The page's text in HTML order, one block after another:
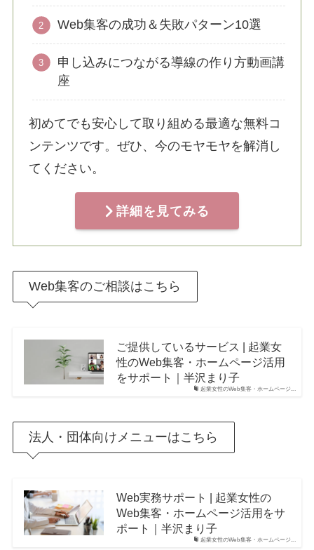
Web集客の成功＆失敗パターン10選
申し込みにつながる導線の作り方動画講
座
初めてでも安心して取り組める最適な無料コ
ンテンツです。ぜひ、今のモヤモヤを解消し
てください。
詳細を見てみる
Web集客のご相談はこちら
起業女性のWeb集客・ホームページ...
ご提供しているサービス | 起業女
性のWeb集客・ホームページ活用
をサポート｜半沢まり子
法人・団体向けメニューはこちら
起業女性のWeb集客・ホームページ...
Web実務サポート | 起業女性の
Web集客・ホームページ活用をサ
ポート｜半沢まり子